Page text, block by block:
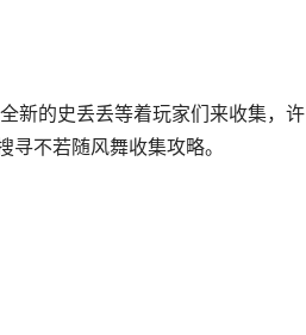
新的史丢丢等着玩家们来收集，许
不若随风舞收集攻略。